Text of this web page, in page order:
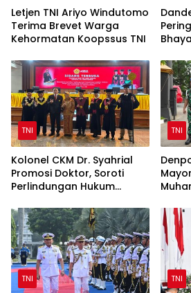
Letjen TNI Ariyo Windutomo
Terima Brevet Warga
Kehormatan Koopssus TNI
TNI
Kolonel CKM Dr. Syahrial
Promosi Doktor, Soroti
Perlindungan Hukum
Disabilitas
TNI
TNI TNI